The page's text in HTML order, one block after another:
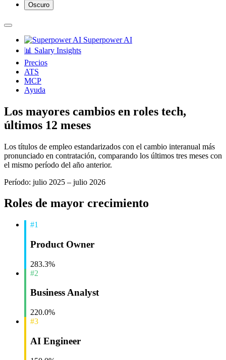
Oscuro
Superpower AI
📊 Salary Insights
Precios
ATS
MCP
Ayuda
Los mayores cambios en roles tech,
últimos 12 meses
Los títulos de empleo estandarizados con el cambio interanual más
pronunciado en contratación, comparando los últimos tres meses con
el mismo período del año anterior.
Período: julio 2025 – julio 2026
Roles de mayor crecimiento
#1
Product Owner
283.3%
#2
Business Analyst
220.0%
#3
AI Engineer